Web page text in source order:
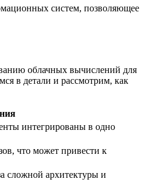
систем, позволяющее
облачных вычислений для
в детали и рассмотрим, как
интегрированы в одно
что может привести к
сложной архитектуры и